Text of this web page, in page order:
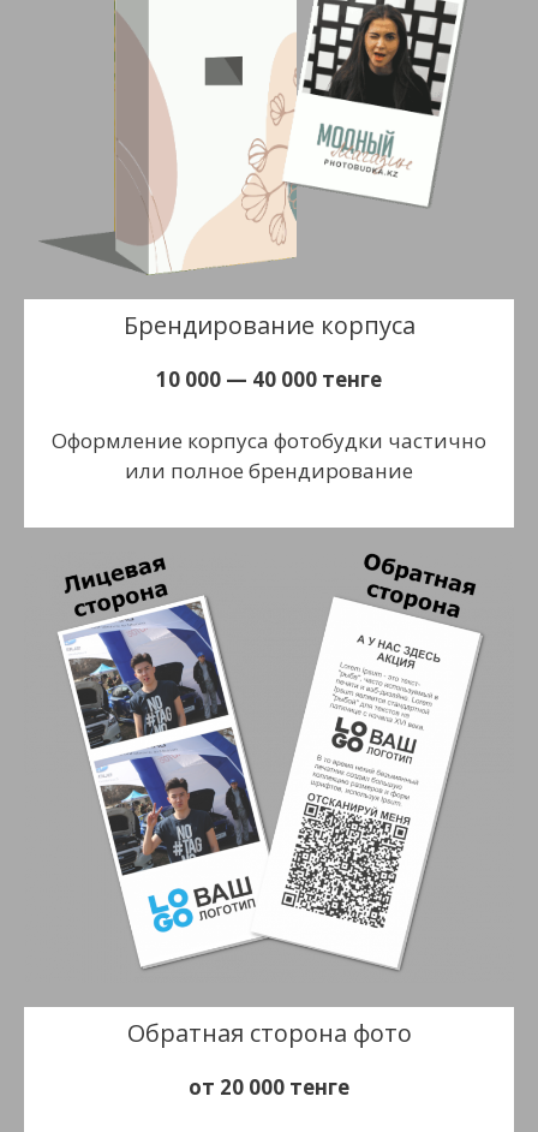
Брендирование корпуса
10 000 — 40 000 тенге
Оформление корпуса фотобудки частично
или полное брендирование
Обратная сторона фото
от 20 000 тенге